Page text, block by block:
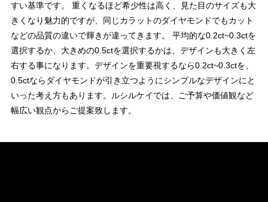
すい基準です。 重くなるほど希少性は高く、見た目のサイズも大
きくなり魅力的ですが、同じカラットのダイヤモンドでもカット
などの品質の違いで輝きが違ってきます。 平均的な0.2ct~0.3ctを
選択するか、大きめの0.5ctを選択するかは、デザインも大きく左
右する事になります。デザインを重要視するなら0.2ct~0.3ctを、
0.5ctならダイヤモンドが引き立つようにシンプルなデザインにと
いった考え方もあります。ルシルケイでは、ご予算や価値観など
幅広い観点からご提案致します。